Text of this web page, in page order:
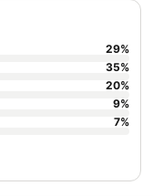
29%
35%
20%
9%
7%